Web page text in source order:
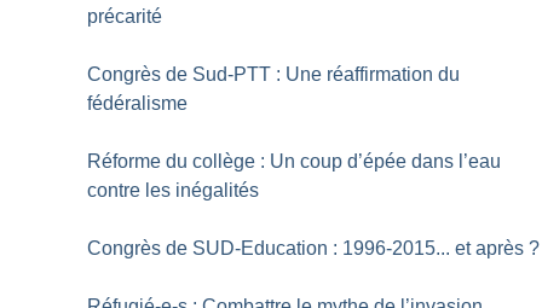
précarité
Congrès de Sud-PTT : Une réaffirmation du
fédéralisme
Réforme du collège : Un coup d’épée dans l’eau
contre les inégalités
Congrès de SUD-Education : 1996-2015... et après ?